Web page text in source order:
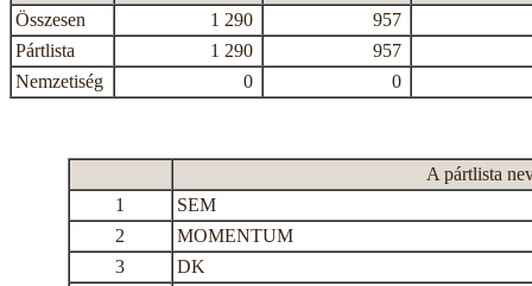
Összesen 1 290
957
Pártlista
1 290
957
Nemzetiség
0 0
A pártlista
1
SEM
2
MOMENTUM
3
DK